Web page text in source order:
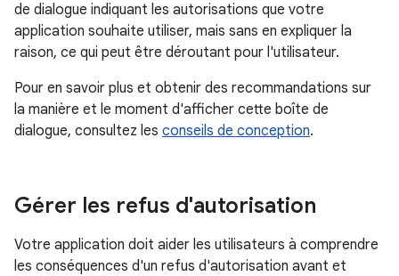
de dialogue indiquant les autorisations que votre
application souhaite utiliser, mais sans en expliquer la
raison, ce qui peut être déroutant pour l'utilisateur.
Pour en savoir plus et obtenir des recommandations sur
la manière et le moment d'afficher cette boîte de
dialogue, consultez les conseils de conception.
Gérer les refus d'autorisation
Votre application doit aider les utilisateurs à comprendre
les conséquences d'un refus d'autorisation avant et